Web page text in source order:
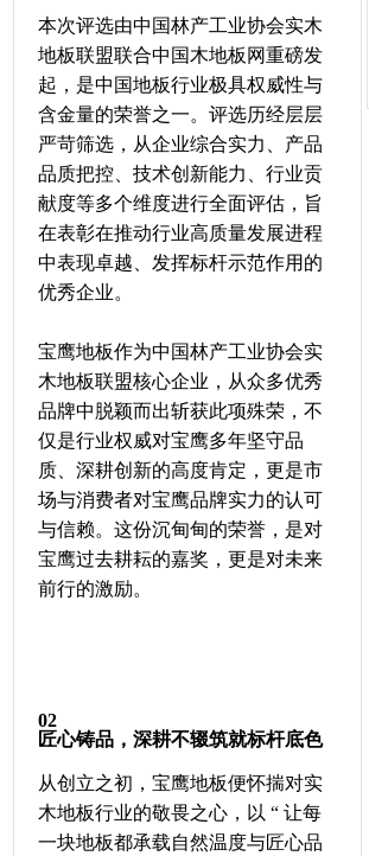
本次评选由中国林产工业协会实木
地板联盟联合中国木地板网重磅发
起，是中国地板行业极具权威性与
含金量的荣誉之一。评选历经层层
严苛筛选，从企业综合实力、产品
品质把控、技术创新能力、行业贡
献度等多个维度进行全面评估，旨
在表彰在推动行业高质量发展进程
中表现卓越、发挥标杆示范作用的
优秀企业。
宝鹰地板作为中国林产工业协会实
木地板联盟核心企业，从众多优秀
品牌中脱颖而出斩获此项殊荣，不
仅是行业权威对宝鹰多年坚守品
质、深耕创新的高度肯定，更是市
场与消费者对宝鹰品牌实力的认可
与信赖。这份沉甸甸的荣誉，是对
宝鹰过去耕耘的嘉奖，更是对未来
前行的激励。
02
匠心铸品，深耕不辍筑就标杆底色
从创立之初，宝鹰地板便怀揣对实
木地板行业的敬畏之心，以 “ 让每
一块地板都承载自然温度与匠心品